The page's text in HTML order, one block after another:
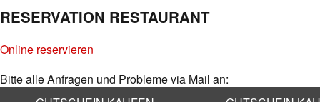
RESERVATION RESTAURANT
Online reservieren
Bitte alle Anfragen und Probleme via Mail an:
info@kaufleuten.ch